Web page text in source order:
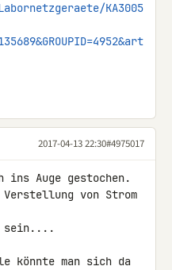
KA3005
2017-04-13 22:30#4975017
Auge gestochen.
von Strom
sein....
könnte man sich da